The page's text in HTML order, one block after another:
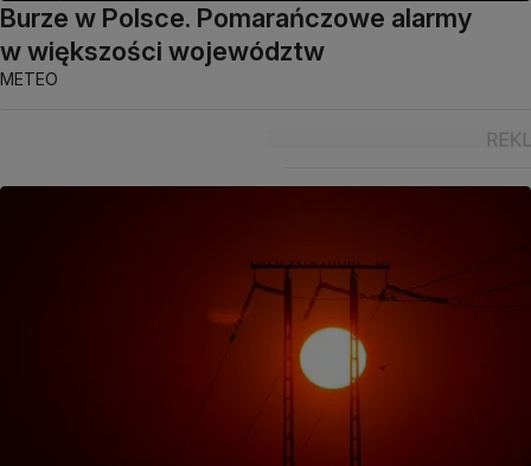
Burze w Polsce. Pomarańczowe alarmy
w większości województw
METEO